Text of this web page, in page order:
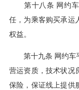
第十八条 网约车
任，为乘客购买承运
权益。
第十九条 网约车
营运资质，技术状况
保险，保证线上提供